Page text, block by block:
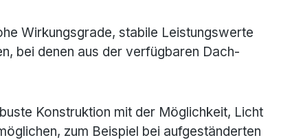
Wirkungsgrade, stabile Leistungswerte
bei denen aus der verfügbaren Dach-
Konstruktion mit der Möglichkeit, Licht
zum Beispiel bei aufgeständerten